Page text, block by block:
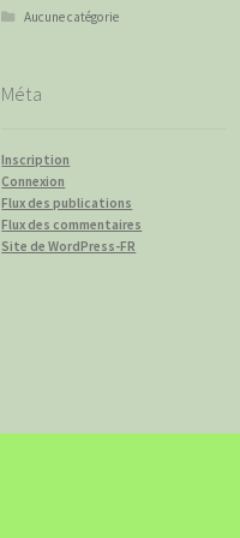
Aucune catégorie
Méta
Inscription
Connexion
Flux des publications
Flux des commentaires
Site de WordPress-FR